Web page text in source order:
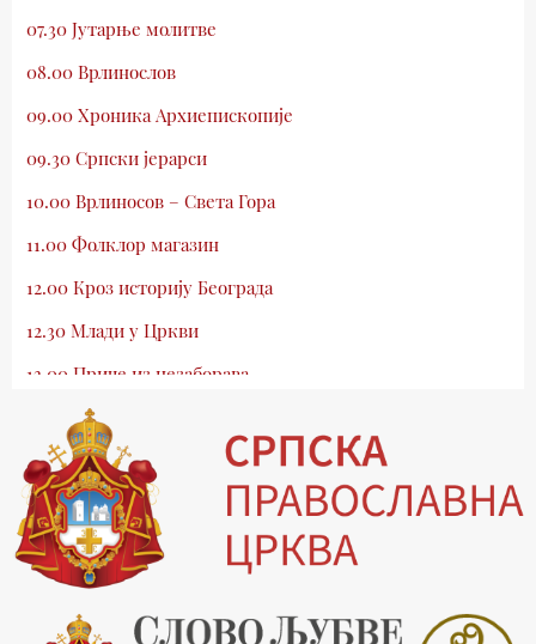
07.30 Јутарње молитве
08.00 Врлинослов
09.00 Хроника Архиепископије
09.30 Српски јерарси
10.00 Врлиносов – Света Гора
11.00 Фолклор магазин
12.00 Кроз историју Београда
12.30 Млади у Цркви
13.00 Приче из незаборава
13.30 Храм културе
14.00 Питања и одговори
15.03 Беседа Патријарха Порфирија
15.15 Молитве
15.30 Манастири на Косову и Метохији
16.03 Српска историјска читанка